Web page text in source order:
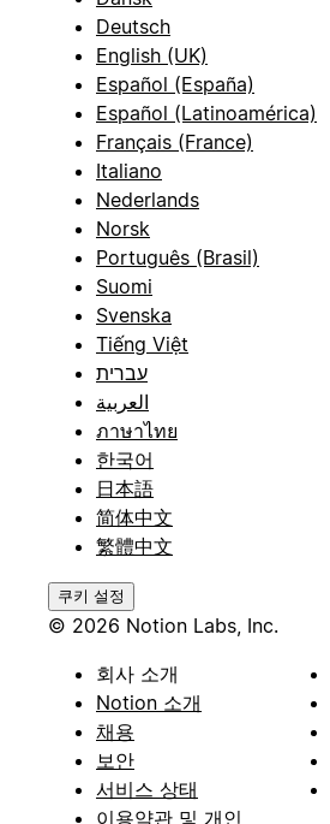
Deutsch
English (UK)
Español (España)
Español (Latinoamérica)
Français (France)
Italiano
Nederlands
Norsk
Português (Brasil)
Suomi
Svenska
Tiếng Việt
עברית
العربية
ภาษาไทย
한국어
日本語
简体中文
繁體中文
쿠키 설정
© 2026 Notion Labs, Inc.
회사 소개
Notion 소개
채용
보안
서비스 상태
이용약관 및 개인